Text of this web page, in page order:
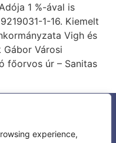
experience,
1 %-ával is
1-16. Kiemelt
Vigh és
Gábor Városi
főorvos úr – Sanitas